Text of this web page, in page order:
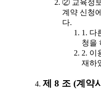
② 교육정
계약 신청
다.
1. 다
청을
2. 이
재하
제 8 조 (계약